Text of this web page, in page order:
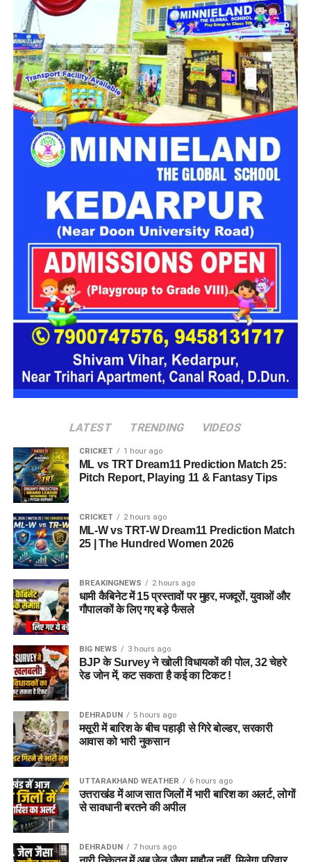
स्थगित
चारधाम यात्रा मार्ग पर विभिन्न स्थानों पर भूस्खलन होने से आवाजाही
प्रभावित हुई है। इन्हीं परिस्थितियों को देखते हुए गढ़वाल आयुक्त आनंद
स्वरूप ने 28 और 29 जुलाई को यात्रा स्थगित करने के निर्देश जारी किए
हैं। प्रशासन का कहना है कि मौसम की स्थिति सामान्य होने और मार्ग पूरी
तरह सुरक्षित होने के बाद ही यात्रा दोबारा शुरू करने पर फैसला लिया
जाएगा।
लगातार हो रही बारिश ने बढ़ाई परेशानी
राज्य के कई जिलों में बारिश का प्रभाव लगातार बना हुआ है। मौसम विभाग
के अनुसार उत्तरकाशी, देहरादून, टिहरी, रुद्रप्रयाग, चमोली, ऊधम सिंह
नगर, बागेश्वर, पिथौरागढ़ और नैनीताल में भारी से बहुत भारी वर्षा होने की
संभावना है। इसके अलावा कुछ क्षेत्रों में तेज गर्जना, बिजली गिरने और
अचानक बाढ़ जैसी परिस्थितियां भी बन सकती हैं।
राज्य आपदा प्रबंधन तंत्र और जिला प्रशासन को संवेदनशील इलाकों में
सतर्क रहने के निर्देश दिए गए हैं। साथ ही भूस्खलन संभावित क्षेत्रों पर
लगातार निगरानी रखी जा रही है, ताकि किसी भी आपात स्थिति से समय
रहते निपटा जा सके।
मौसम विभाग और प्रशासन की ताजा
एडवाइजरी देखने की अपील
प्रशासन ने चारधाम यात्रा पर जाने वाले श्रद्धालुओं और अन्य यात्रियों से
अपील की है कि वे यात्रा शुरू करने से पहले मौसम विभाग और प्रशासन की
ताजा एडवाइजरी जरूर देखें। जब तक मौसम अनुकूल नहीं हो जाता, तब
LATEST TRENDING VIDEOS
CRICKET 1 hour ago
ML vs TRT Dream11 Prediction Match 25:
Pitch Report, Playing 11 & Fantasy Tips
CRICKET 2 hours ago
ML-W vs TRT-W Dream11 Prediction Match
25 | The Hundred Women 2026
BREAKINGNEWS 2 hours ago
धामी कैबिनेट में 15 प्रस्तावों पर मुहर, मजदूरों, युवाओं और
गौपालकों के लिए गए बड़े फैसले
BIG NEWS 3 hours ago
BJP के Survey ने खोली विधायकों की पोल, 32 चेहरे
रेड जोन में, कट सकता है कई का टिकट !
DEHRADUN 5 hours ago
मसूरी में बारिश के बीच पहाड़ी से गिरे बोल्डर, सरकारी
आवास को भारी नुकसान
UTTARAKHAND WEATHER 6 hours ago
उत्तराखंड में आज सात जिलों में भारी बारिश का अलर्ट, लोगों
से सावधानी बरतने की अपील
DEHRADUN 7 hours ago